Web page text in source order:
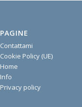
PAGINE
Contattami
Cookie Policy (UE)
Home
Info
Privacy policy